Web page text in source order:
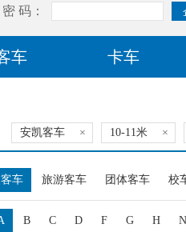
车 卡车
安凯客车 × 10-11米 ×
车 旅游客车 团体客车 校
B C D F G H N